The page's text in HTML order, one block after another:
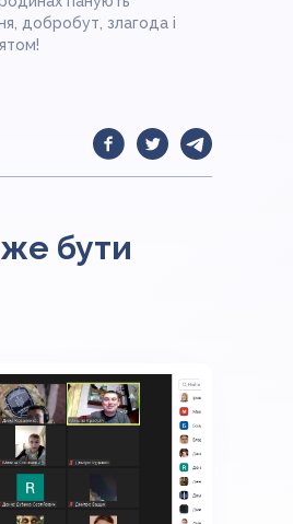
добробут, злагода і
бути